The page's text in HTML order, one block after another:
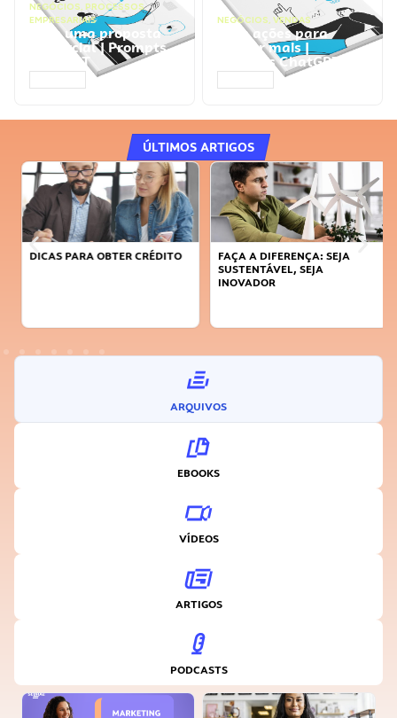
NEGÓCIOS, PROCESSOS
EMPRESARIAIS
Faça uma proposta
comercial | Prompts
ChatGPT
NEGÓCIOS, VENDAS
Faça ações para
vender mais |
Prompts ChatGPT
ÚLTIMOS ARTIGOS
DICAS PARA OBTER CRÉDITO
FAÇA A DIFERENÇA: SEJA
SUSTENTÁVEL, SEJA
INOVADOR
ARQUIVOS
EBOOKS
VÍDEOS
ARTIGOS
PODCASTS